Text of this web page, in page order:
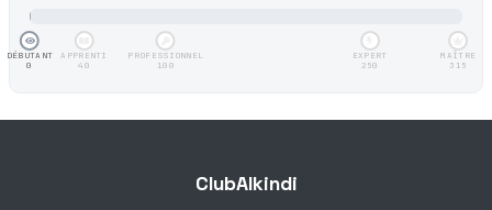
DÉBUTANT
0
APPRENTI
40
PROFESSIONNEL
100
EXPERT
250
MAÎTRE
315
ClubAlkindi